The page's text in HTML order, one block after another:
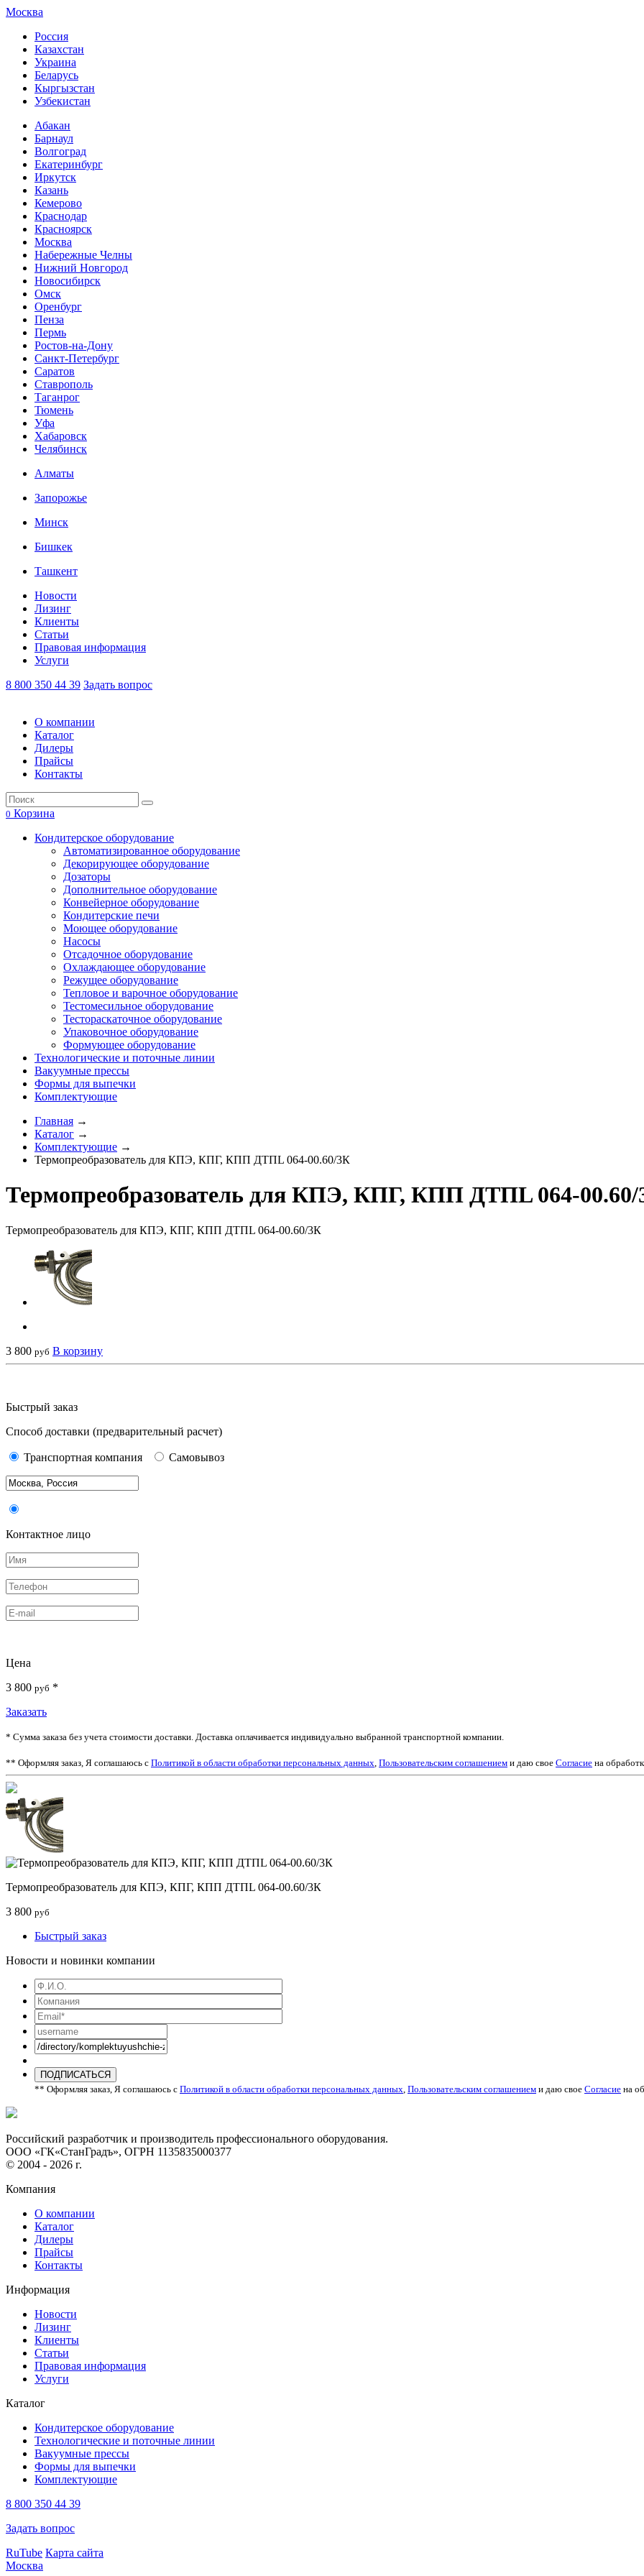
Москва
Россия
Казахстан
Украина
Беларусь
Кыргызстан
Узбекистан
Абакан
Барнаул
Волгоград
Екатеринбург
Иркутск
Казань
Кемерово
Краснодар
Красноярск
Москва
Набережные Челны
Нижний Новгород
Новосибирск
Омск
Оренбург
Пенза
Пермь
Ростов-на-Дону
Санкт-Петербург
Саратов
Ставрополь
Таганрог
Тюмень
Уфа
Хабаровск
Челябинск
Алматы
Запорожье
Минск
Бишкек
Ташкент
Новости
Лизинг
Клиенты
Статьи
Правовая информация
Услуги
8 800 350 44 39 Задать вопрос
О компании
Каталог
Дилеры
Прайсы
Контакты
0 Корзина
Кондитерское оборудование
Автоматизированное оборудование
Декорирующее оборудование
Дозаторы
Дополнительное оборудование
Конвейерное оборудование
Кондитерские печи
Моющее оборудование
Насосы
Отсадочное оборудование
Охлаждающее оборудование
Режущее оборудование
Тепловое и варочное оборудование
Тестомесильное оборудование
Тестораскаточное оборудование
Упаковочное оборудование
Формующее оборудование
Технологические и поточные линии
Вакуумные прессы
Формы для выпечки
Комплектующие
Главная →
Каталог →
Комплектующие →
Термопреобразователь для КПЭ, КПГ, КПП ДТПL 064-00.60/3К
Термопреобразователь для КПЭ, КПГ, КПП ДТПL 064-
Термопреобразователь для КПЭ, КПГ, КПП ДТПL 064-00.60/3К
3 800 руб В корзину
Быстрый заказ
Способ доставки (предварительный расчет)
Транспортная компания Самовывоз
Контактное лицо
Цена
3 800 руб *
Заказать
* Сумма заказа без учета стоимости доставки. Доставка оплачивается индивидуально выбранной транспортной компании.
** Оформляя заказ, Я соглашаюсь с Политикой в области обработки персональных данных Пользовательским соглашением и даю свое Согласие на
Термопреобразователь для КПЭ, КПГ, КПП ДТПL 064-00.60/3К
3 800 руб
Быстрый заказ
Новости и новинки компании
ПОДПИСАТЬСЯ
** Оформляя заказ, Я соглашаюсь с Политикой в области обработки персональных данных Пользовательским соглашением и даю свое Согласие на
Российский разработчик и производитель профессионального оборудования.
ООО «ГК«СтанГрадъ», ОГРН 1135835000377
© 2004 - 2026 г.
Компания
О компании
Каталог
Дилеры
Прайсы
Контакты
Информация
Новости
Лизинг
Клиенты
Статьи
Правовая информация
Услуги
Каталог
Кондитерское оборудование
Технологические и поточные линии
Вакуумные прессы
Формы для выпечки
Комплектующие
8 800 350 44 39
Задать вопрос
RuTube Карта сайта
Москва